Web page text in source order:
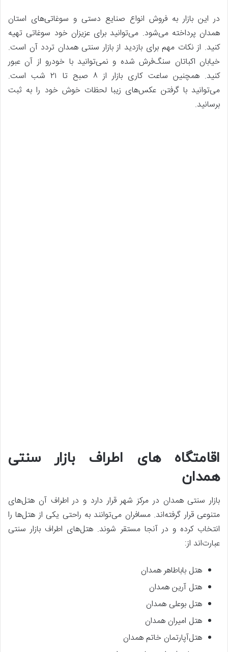
در این بازار به فروش انواع صنایع دستی و سوغاتی‌های استان
همدان پرداخته می‌شود. می‌توانید برای عزیزان خود سوغاتی تهیه
کنید. از نکات مهم برای بازدید از بازار سنتی همدان تردد آن است.
خیابان اکباتان سنگ‌فرش شده و نمی‌توانید با خودرو از آن عبور
کنید. همچنین ساعت کاری بازار از ۸ صبح تا ۲۱ شب است.
می‌توانید با گرفتن عکس‌های زیبا لحظات خوش خود را به ثبت
برسانید.
اقامتگاه های اطراف بازار سنتی
همدان
بازار سنتی همدان در مرکز شهر قرار دارد و در اطراف آن هتل‌های
متنوعی قرار گرفته‌اند. مسافران می‌توانند به راحتی یکی از هتل‌ها را
انتخاب کرده و در آنجا مستقر شوند. هتل‌های اطراف بازار سنتی
عبارت‌اند از:
هتل باباطاهر همدان
هتل آرین همدان
هتل بوعلی همدان
هتل امیران همدان
هتل‌آپارتمان خاتم همدان